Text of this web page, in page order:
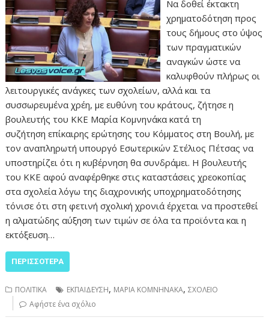
Να δοθεί έκτακτη
χρηματοδότηση προς
τους δήμους στο ύψος
των πραγματικών
αναγκών ώστε να
καλυφθούν πλήρως οι
λειτουργικές ανάγκες των σχολείων, αλλά και τα
συσσωρευμένα χρέη, με ευθύνη του κράτους, ζήτησε η
βουλευτής του ΚΚΕ Μαρία Κομνηνάκα κατά τη
συζήτηση επίκαιρης ερώτησης του Κόμματος στη Βουλή, με
τον αναπληρωτή υπουργό Εσωτερικών Στέλιος Πέτσας να
υποστηρίζει ότι η κυβέρνηση θα συνδράμει. Η βουλευτής
του ΚΚΕ αφού αναφέρθηκε στις καταστάσεις χρεοκοπίας
στα σχολεία λόγω της διαχρονικής υποχρηματοδότησης
τόνισε ότι στη φετινή σχολική χρονιά έρχεται να προστεθεί
η αλματώδης αύξηση των τιμών σε όλα τα προϊόντα και η
εκτόξευση…
ΠΕΡΙΣΣΌΤΕΡΑ
ΠΟΛΙΤΙΚΑ ΕΚΠΑΙΔΕΥΣΗ, ΜΑΡΙΑ ΚΟΜΝΗΝΑΚΑ,ΣΧΟΛΕΙΟ
Αφήστε ένα σχόλιο